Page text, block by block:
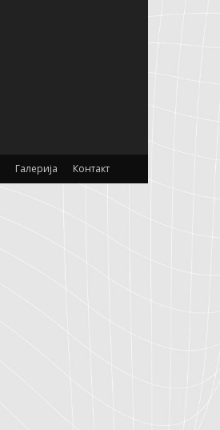
Галерија Контакт